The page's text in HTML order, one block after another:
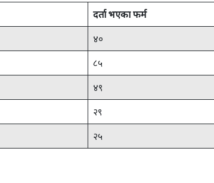
दर्ता भएका फर्म
४०
८५
४९
२९
२५